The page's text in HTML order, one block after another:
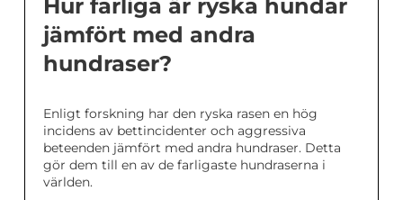
Hur farliga är ryska hundar
jämfört med andra
hundraser?
Enligt forskning har den ryska rasen en hög
incidens av bettincidenter och aggressiva
beteenden jämfört med andra hundraser. Detta
gör dem till en av de farligaste hundraserna i
världen.